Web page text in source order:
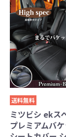
送料無料
ミツビシ ekス
プレミアムバ